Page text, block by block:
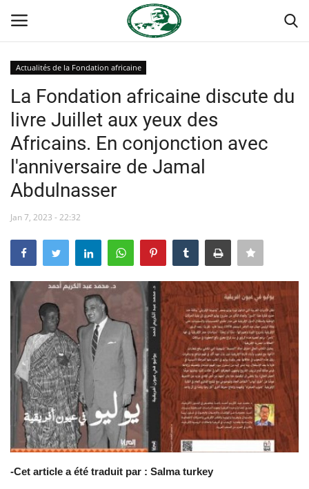
Accueil
Contact
Forum international Nasser
Héritage de Gamal Abdel Nasser
L'Égypte
Les auspices
Mouvement de la jeunesse de
Nasser
La Bourse Nasser pour le leadership
international
Actualités
Actualités de la Fondation africaine
La Fondation africaine discute du
livre Juillet aux yeux des
Africains. En conjonction avec
l'anniversaire de Jamal
Abdulnasser
Jan 7, 2023 - 22:32
-Cet article a été traduit par : Salma turkey